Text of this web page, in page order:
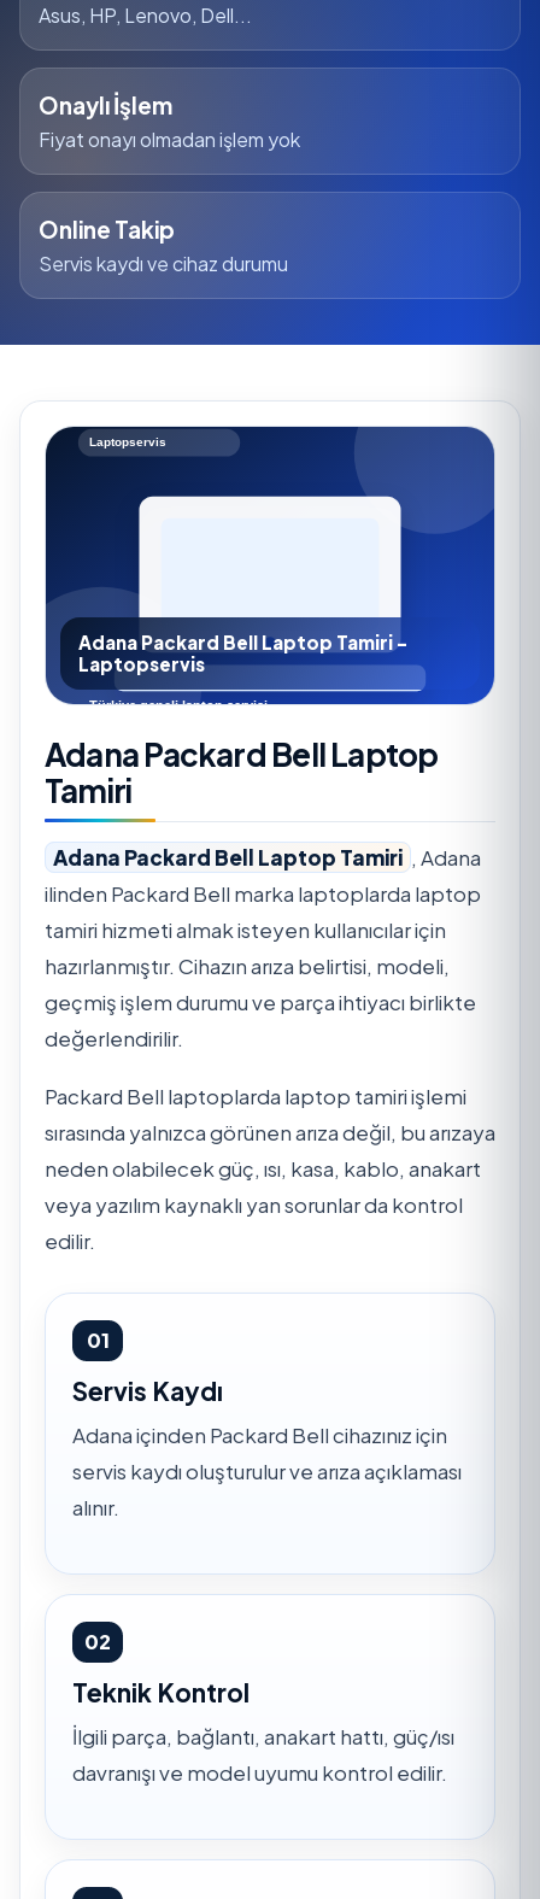
Asus, HP, Lenovo, Dell...
Onaylı İşlem
Fiyat onayı olmadan işlem yok
Online Takip
Servis kaydı ve cihaz durumu
Adana Packard Bell Laptop Tamiri -
Laptopservis
Adana Packard Bell Laptop
Tamiri
Adana Packard Bell Laptop Tamiri , Adana
ilinden Packard Bell marka laptoplarda laptop
tamiri hizmeti almak isteyen kullanıcılar için
hazırlanmıştır. Cihazın arıza belirtisi, modeli,
geçmiş işlem durumu ve parça ihtiyacı birlikte
değerlendirilir.
Packard Bell laptoplarda laptop tamiri işlemi
sırasında yalnızca görünen arıza değil, bu arızaya
neden olabilecek güç, ısı, kasa, kablo, anakart
veya yazılım kaynaklı yan sorunlar da kontrol
edilir.
01
Servis Kaydı
Adana içinden Packard Bell cihazınız için
servis kaydı oluşturulur ve arıza açıklaması
alınır.
02
Teknik Kontrol
İlgili parça, bağlantı, anakart hattı, güç/ısı
davranışı ve model uyumu kontrol edilir.